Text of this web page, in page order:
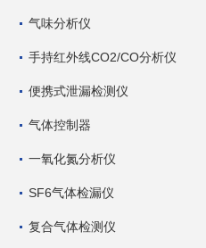
气味分析仪
手持红外线CO2/CO分析仪
便携式泄漏检测仪
气体控制器
一氧化氮分析仪
SF6气体检漏仪
复合气体检测仪